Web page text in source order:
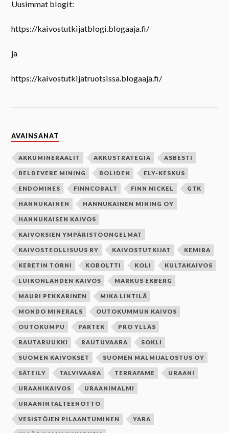
Uusimmat blogit:
https://kaivostutkijatblogi.blogaaja.fi/
ja
https://kaivostutkijatruotsissa.blogaaja.fi/
AVAINSANAT
AKKUMINERAALIT AKKUSTRATEGIA ASBESTI
BELDEVERE MINING BOLIDEN ELY-KESKUS
ENDOMINES FINNCOBALT FINN NICKEL GTK
HANNUKAINEN HANNUKAINEN MINING OY
HANNUKAISEN KAIVOS
KAIVOKSIEN YMPÄRISTÖONGELMAT
KAIVOSTEOLLISUUS RY KAIVOSTUTKIJAT KEMIRA
KERETIN TORNI KOBOLTTI KOLI KULTAKAIVOS
LUIKONLAHDEN KAIVOS MARKUS EKBERG
MAURI PEKKARINEN MIKA LINTILÄ
MONDO MINERALS OUTOKUMMUN KAIVOS
OUTOKUMPU PARTEK PRO YLLÄS
RAUTARUUKKI RAUTUVAARA SOKLI
SUOMEN KAIVOKSET SUOMEN MALMIJALOSTUS OY
SÄTEILY TALVIVAARA TERRAFAME URAANI
URAANIKAIVOS URAANIMALMI
URAANINTALTEENOTTO
VESISTÖJEN PILAANTUMINEN YARA